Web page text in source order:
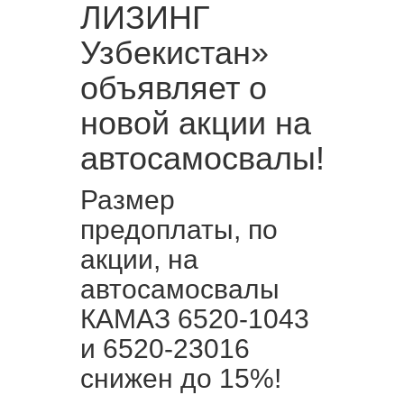
ЛИЗИНГ
Узбекистан»
объявляет о
новой акции на
автосамосвалы!
Размер
предоплаты, по
акции, на
автосамосвалы
КАМАЗ 6520-1043
и 6520-23016
снижен до 15%!